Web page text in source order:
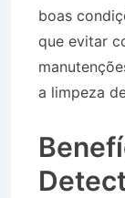
boas
que evitar
a limpeza